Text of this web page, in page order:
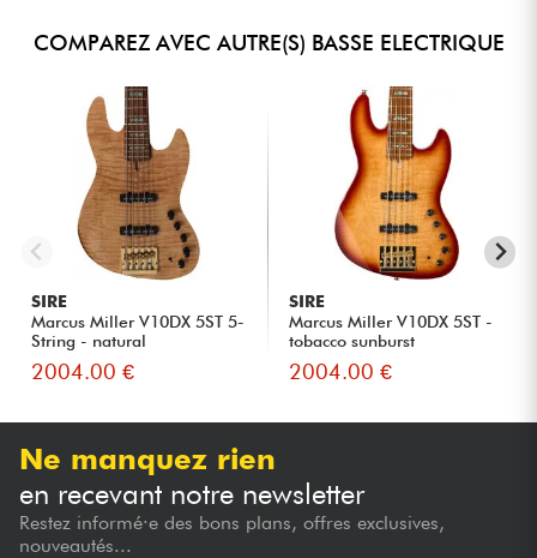
COMPAREZ AVEC AUTRE(S) BASSE ELECTRIQUE
SIRE
Marcus Miller V10DX 5ST 5-
String - natural
2004.00 €
SIRE
Marcus Miller V10DX 5ST -
tobacco sunburst
2004.00 €
Ne manquez rien
en recevant notre newsletter
Restez informé·e des bons plans, offres exclusives,
nouveautés...